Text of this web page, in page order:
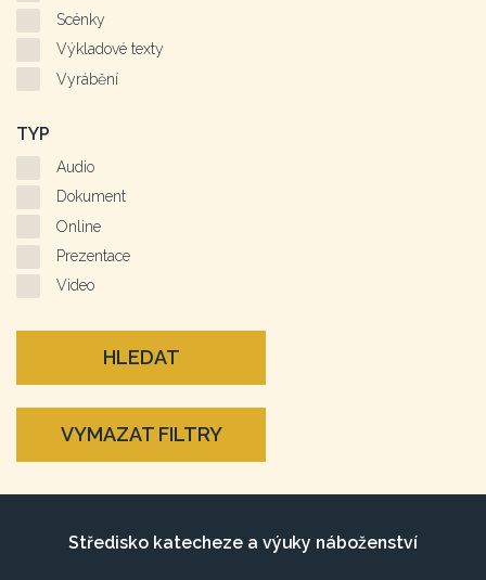
Scénky
Výkladové texty
Vyrábění
TYP
Audio
Dokument
Online
Prezentace
Video
HLEDAT
VYMAZAT FILTRY
Středisko katecheze a výuky náboženství